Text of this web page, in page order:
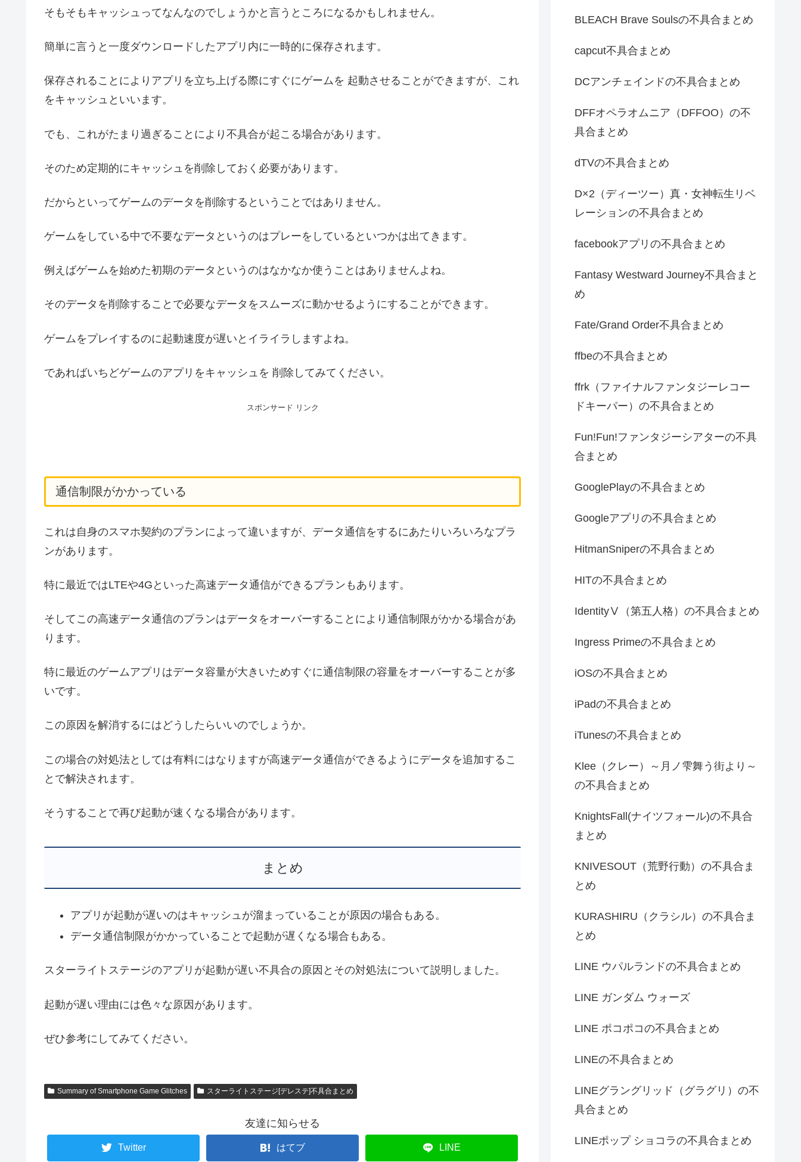
そもそもキャッシュってなんなのでしょうかと言うところになるかもしれません。
簡単に言うと一度ダウンロードしたアプリ内に一時的に保存されます。
保存されることによりアプリを立ち上げる際にすぐにゲームを 起動させることができますが、これ
をキャッシュといいます。
でも、これがたまり過ぎることにより不具合が起こる場合があります。
そのため定期的にキャッシュを削除しておく必要があります。
だからといってゲームのデータを削除するということではありません。
ゲームをしている中で不要なデータというのはプレーをしているといつかは出てきます。
例えばゲームを始めた初期のデータというのはなかなか使うことはありませんよね。
そのデータを削除することで必要なデータをスムーズに動かせるようにすることができます。
ゲームをプレイするのに起動速度が遅いとイライラしますよね。
であればいちどゲームのアプリをキャッシュを 削除してみてください。
スポンサード リンク
通信制限がかかっている
これは自身のスマホ契約のプランによって違いますが、データ通信をするにあたりいろいろなプラ
ンがあります。
特に最近ではLTEや4Gといった高速データ通信ができるプランもあります。
そしてこの高速データ通信のプランはデータをオーバーすることにより通信制限がかかる場合があ
ります。
特に最近のゲームアプリはデータ容量が大きいためすぐに通信制限の容量をオーバーすることが多
いです。
この原因を解消するにはどうしたらいいのでしょうか。
この場合の対処法としては有料にはなりますが高速データ通信ができるようにデータを追加するこ
とで解決されます。
そうすることで再び起動が速くなる場合があります。
まとめ
アプリが起動が遅いのはキャッシュが溜まっていることが原因の場合もある。
データ通信制限がかかっていることで起動が遅くなる場合もある。
スターライトステージのアプリが起動が遅い不具合の原因とその対処法について説明しました。
起動が遅い理由には色々な原因があります。
ぜひ参考にしてみてください。
Summary of Smartphone Game Glitches スターライトステージ[デレステ]不具合まとめ
友達に知らせる
Twitter はてブ LINE
BLEACH Brave Soulsの不具合まとめ
capcut不具合まとめ
DCアンチェインドの不具合まとめ
DFFオペラオムニア（DFFOO）の不
具合まとめ
dTVの不具合まとめ
D×2（ディーツー）真・女神転生リベ
レーションの不具合まとめ
facebookアプリの不具合まとめ
Fantasy Westward Journey不具合まと
め
Fate/Grand Order不具合まとめ
ffbeの不具合まとめ
ffrk（ファイナルファンタジーレコー
ドキーパー）の不具合まとめ
Fun!Fun!ファンタジーシアターの不具
合まとめ
GooglePlayの不具合まとめ
Googleアプリの不具合まとめ
HitmanSniperの不具合まとめ
HITの不具合まとめ
IdentityⅤ（第五人格）の不具合まとめ
Ingress Primeの不具合まとめ
iOSの不具合まとめ
iPadの不具合まとめ
iTunesの不具合まとめ
Klee（クレー）～月ノ雫舞う街より～
の不具合まとめ
KnightsFall(ナイツフォール)の不具合
まとめ
KNIVESOUT（荒野行動）の不具合ま
とめ
KURASHIRU（クラシル）の不具合ま
とめ
LINE ウパルランドの不具合まとめ
LINE ガンダム ウォーズ
LINE ポコポコの不具合まとめ
LINEの不具合まとめ
LINEグラングリッド（グラグリ）の不
具合まとめ
LINEポップ ショコラの不具合まとめ